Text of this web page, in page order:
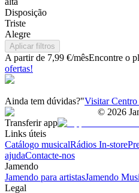
Disposição
Triste
Alegre
Aplicar filtros
A partir de 7,99 €/mêsEncontre o
ofertas!
Ainda tem dúvidas?"Visitar
© 2026
Transferir app
Links úteis
Catálogo musicalRádios In-store
ajudaContacte-nos
Jamendo
Jamendo para artistasJamendo
Legal